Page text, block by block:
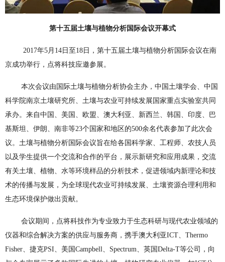
第十五届土壤与植物分析国际会议开幕式
2017年5月14日至18日，第十五届土壤与植物分析国际会议在南
京成功举行，点将科技应邀参展。
本次会议由国际土壤与植物分析协会主办，中国土壤学会、中国
科学院南京土壤研究所、土壤与农业可持续发展国家重点实验室共同
承办。来自中国、美国、欧盟、澳大利亚、新西兰、韩国、印度、巴
基斯坦、伊朗、南非等23个国家和地区的500余名代表参加了此次会
议。土壤与植物分析国际会议旨在给各国科学家、工程师、农技人员
以及学生提供一个交流和合作的平台，展示新研究和应用成果，交流
有关土壤、植物、水等环境样品的分析技术，促进领域内新理论和技
术的传播与发展，为全球现代农业可持续发展、土壤资源合理利用和
生态环境保护做出贡献。
会议期间，点将科技作为专业致力于生态科研与现代农业领域的
仪器和综合解决方案的供应与服务商，携手澳大利亚ICT、Thermo
Fisher、捷克PSI、美国Campbell、Spectrum、英国Delta-T等公司，向